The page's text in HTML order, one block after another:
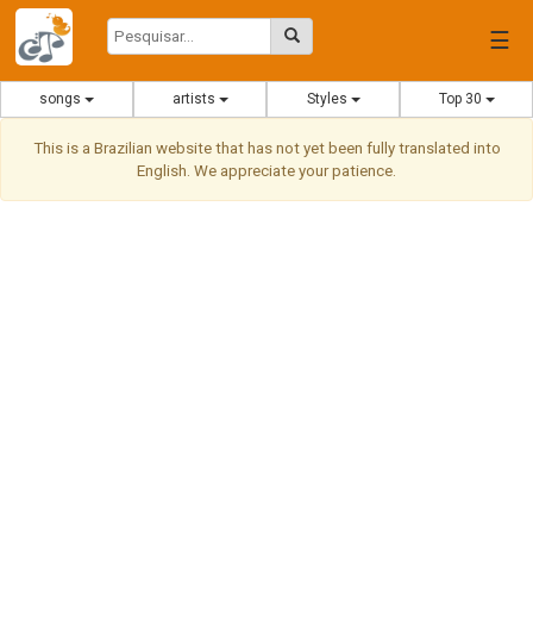
☰
songs artists Styles Top 30
This is a Brazilian website that has not yet been fully translated into
English. We appreciate your patience.